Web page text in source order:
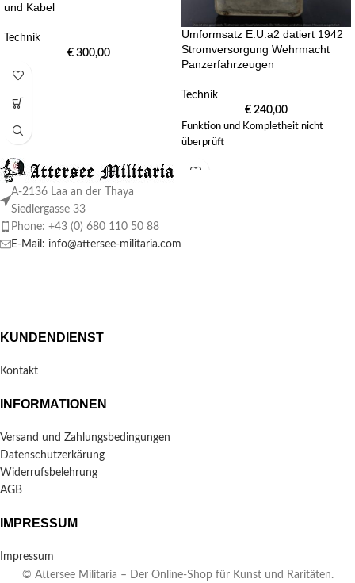
und Kabel
Technik
€ 300,00
Umformsatz E.U.a2 datiert 1942
Stromversorgung Wehrmacht
Panzerfahrzeugen
Technik
€ 240,00
Funktion und Kompletheit nicht
überprüft
A-2136 Laa an der Thaya
Siedlergasse 33
Phone: +43 (0) 680 110 50 88
E-Mail: info@attersee-militaria.com
KUNDENDIENST
Kontakt
INFORMATIONEN
Versand und Zahlungsbedingungen
Datenschutzerkärung
Widerrufsbelehrung
AGB
IMPRESSUM
Impressum
© Attersee Militaria – Der Online-Shop für Kunst und Raritäten.